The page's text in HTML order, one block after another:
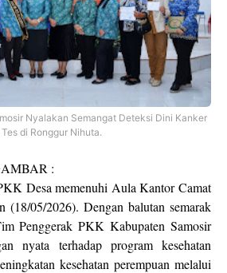
Nyalakan Semangat Deteksi Dini Kanker
di Ronggur Nihuta.
:
Desa memenuhi Aula Kantor Camat
(18/05/2026). Dengan balutan semarak
Penggerak PKK Kabupaten Samosir
nyata terhadap program kesehatan
kesehatan perempuan melalui